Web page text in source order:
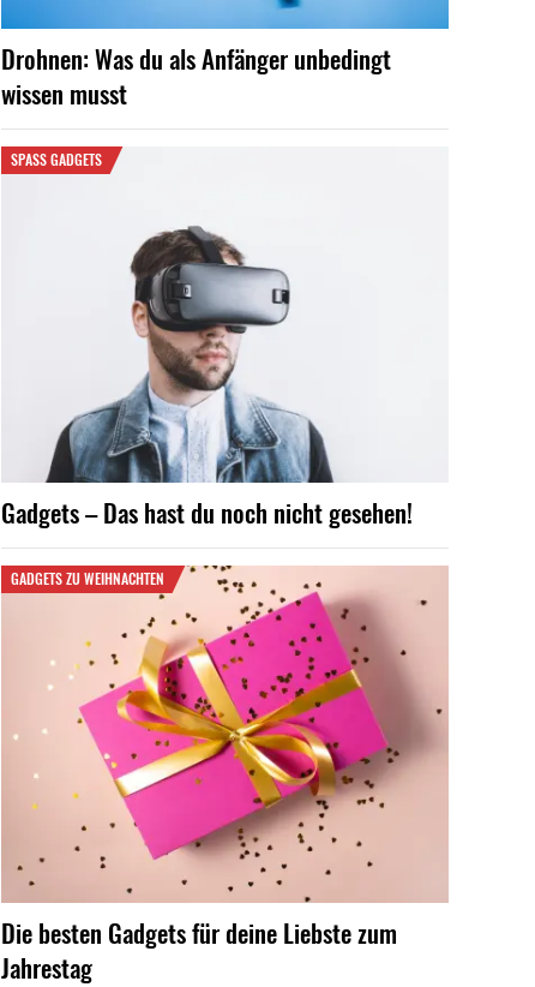
Drohnen: Was du als Anfänger unbedingt
wissen musst
SPASS GADGETS
Gadgets – Das hast du noch nicht gesehen!
GADGETS ZU WEIHNACHTEN
Die besten Gadgets für deine Liebste zum
Jahrestag